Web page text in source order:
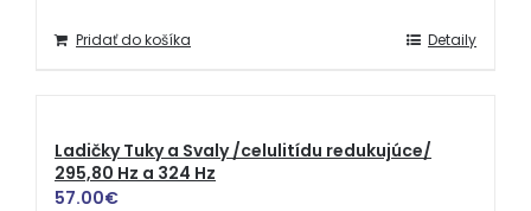
Pridať do košíka Detaily
Ladičky Tuky a Svaly /celulitídu redukujúce/
295,80 Hz a 324 Hz
57.00€